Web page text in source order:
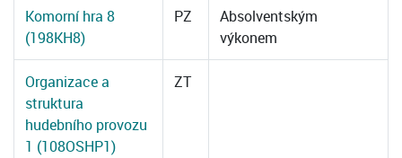
Komorní hra 8
(198KH8)
PZ
Absolventským
výkonem
Organizace a
struktura
hudebního provozu
1 (108OSHP1)
ZT